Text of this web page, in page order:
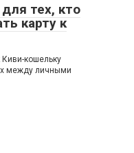
тех, кто
карту к
Киви-кошельку
между личными